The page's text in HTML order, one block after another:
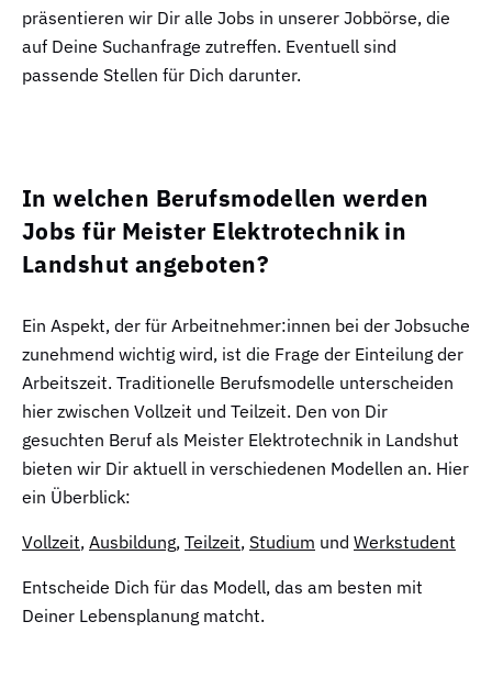
präsentieren wir Dir alle Jobs in unserer Jobbörse, die
auf Deine Suchanfrage zutreffen. Eventuell sind
passende Stellen für Dich darunter.
In welchen Berufsmodellen werden
Jobs für Meister Elektrotechnik in
Landshut angeboten?
Ein Aspekt, der für Arbeitnehmer:innen bei der Jobsuche
zunehmend wichtig wird, ist die Frage der Einteilung der
Arbeitszeit. Traditionelle Berufsmodelle unterscheiden
hier zwischen Vollzeit und Teilzeit. Den von Dir
gesuchten Beruf als Meister Elektrotechnik in Landshut
bieten wir Dir aktuell in verschiedenen Modellen an. Hier
ein Überblick:
Vollzeit, Ausbildung, Teilzeit, Studium und Werkstudent
Entscheide Dich für das Modell, das am besten mit
Deiner Lebensplanung matcht.